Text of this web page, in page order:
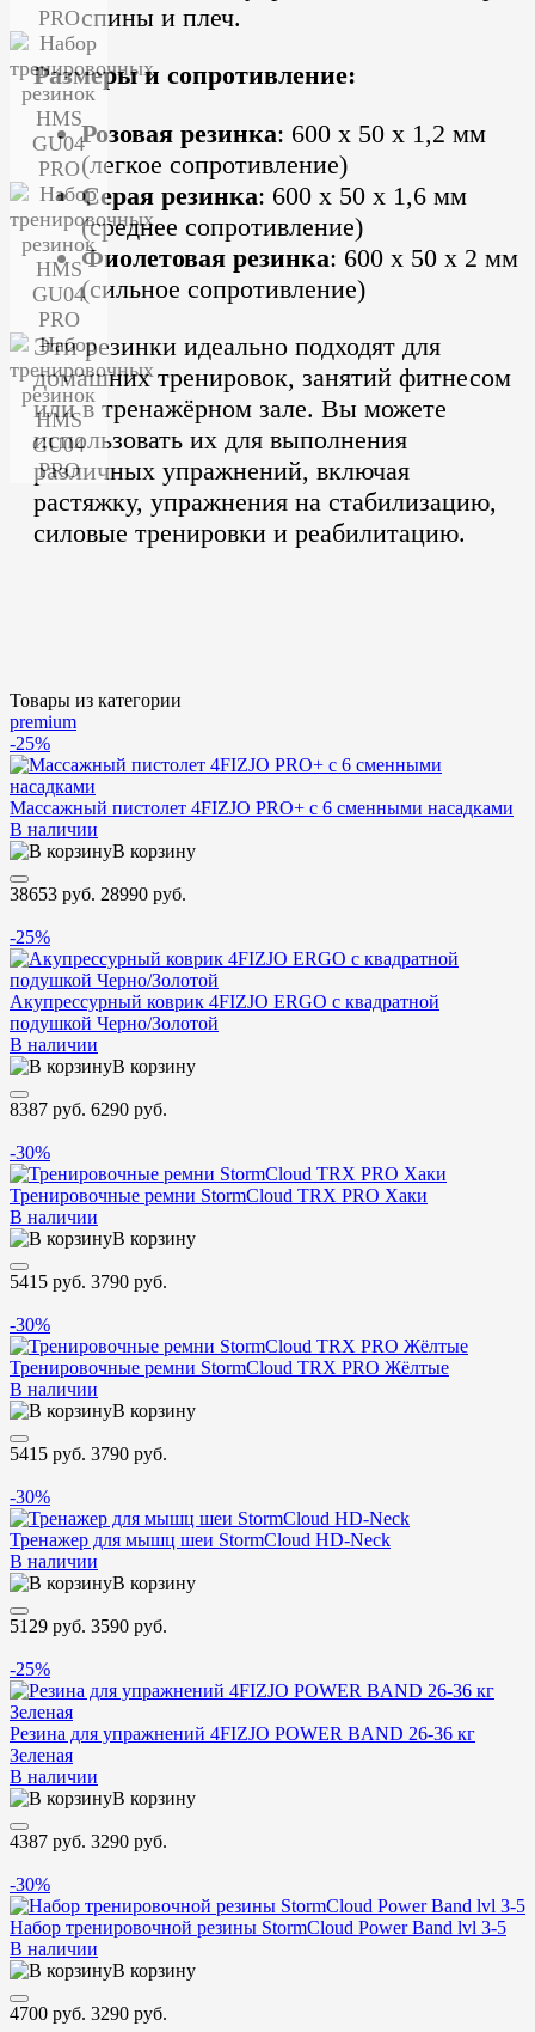
спины и плеч.
Размеры и сопротивление:
Розовая резинка: 600 x 50 x 1,2 мм
(легкое сопротивление)
Серая резинка: 600 x 50 x 1,6 мм
(среднее сопротивление)
Фиолетовая резинка: 600 x 50 x 2 мм
(сильное сопротивление)
Эти резинки идеально подходят для
домашних тренировок, занятий фитнесом
или в тренажёрном зале. Вы можете
использовать их для выполнения
различных упражнений, включая
растяжку, упражнения на стабилизацию,
силовые тренировки и реабилитацию.
Товары из категории
premium
-25%
Массажный пистолет 4FIZJO PRO+ с 6 сменными насадками
В наличии
В корзину
38653 руб. 28990 руб.
-25%
Акупрессурный коврик 4FIZJO ERGO с квадратной
подушкой Черно/Золотой
В наличии
В корзину
8387 руб. 6290 руб.
-30%
Тренировочные ремни StormCloud TRX PRO Хаки
В наличии
В корзину
5415 руб. 3790 руб.
-30%
Тренировочные ремни StormCloud TRX PRO Жёлтые
В наличии
В корзину
5415 руб. 3790 руб.
-30%
Тренажер для мышц шеи StormCloud HD-Neck
В наличии
В корзину
5129 руб. 3590 руб.
-25%
Резина для упражнений 4FIZJO POWER BAND 26-36 кг
Зеленая
В наличии
В корзину
4387 руб. 3290 руб.
-30%
Набор тренировочной резины StormCloud Power Band lvl 3-5
В наличии
В корзину
4700 руб. 3290 руб.